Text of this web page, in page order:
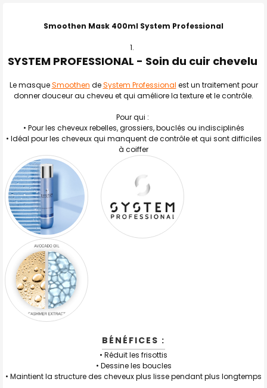
ENSEMBLE
TOUT
J'AJOUTE
Smoothen Mask 400ml System Professional
SYSTEM PROFESSIONAL - Soin du cuir chevelu
Le masqueSmoothen deSystem Professional est un traitement pour
donner douceur au cheveu et qui améliore la texture et le contrôle.
Pour qui :
• Pour les cheveux rebelles, grossiers, bouclés ou indisciplinés
• Idéal pour les cheveux qui manquent de contrôle et qui sont difficiles
à coiffer
BÉNÉFICES :
• Réduit les frisottis
• Dessine les boucles
• Maintient la structure des cheveux plus lisse pendant plus longtemps